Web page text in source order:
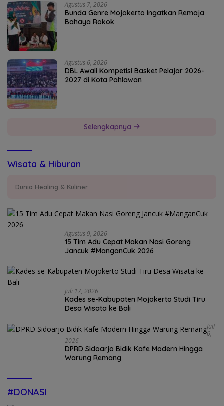
Agustus 7, 2026
Bunda Genre Mojokerto Ingatkan Remaja
Bahaya Rokok
Agustus 6, 2026
DBL Awali Kompetisi Basket Pelajar 2026-
2027 di Kota Pahlawan
Selengkapnya
Wisata & Hiburan
Dunia Healing & Kuliner
Agustus 9, 2026
15 Tim Adu Cepat Makan Nasi Goreng
Jancuk #ManganCuk 2026
Juli 17, 2026
Kades se-Kabupaten Mojokerto Studi Tiru
Desa Wisata ke Bali
Juli
6,
2026
DPRD Sidoarjo Bidik Kafe Modern Hingga
Warung Remang
#DONASI